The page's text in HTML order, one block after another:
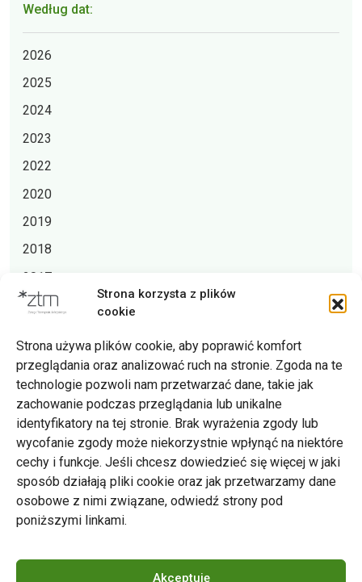
Strona korzysta z plików
cookie
Strona używa plików cookie, aby poprawić komfort
przeglądania oraz analizować ruch na stronie. Zgoda na te
technologie pozwoli nam przetwarzać dane, takie jak
zachowanie podczas przeglądania lub unikalne
identyfikatory na tej stronie. Brak wyrażenia zgody lub
wycofanie zgody może niekorzystnie wpłynąć na niektóre
cechy i funkcje. Jeśli chcesz dowiedzieć się więcej w jaki
sposób działają pliki cookie oraz jak przetwarzamy dane
osobowe z nimi związane, odwiedź strony pod
poniższymi linkami.
Akceptuję
Według dat:
2026
2025
2024
2023
2022
2020
2019
2018
2017
2016
Zarząd Transportu Miejskiego w Poznaniu
Napisz do nas
tel. 61 646 33 44
ul. Matejki 59, 60-770 Poznań